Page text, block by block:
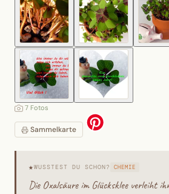
7 Fotos
Sammelkarte
★WUSSTEST DU SCHON? CHEMIE
Die Oxalsäure im Glücksklee verleiht